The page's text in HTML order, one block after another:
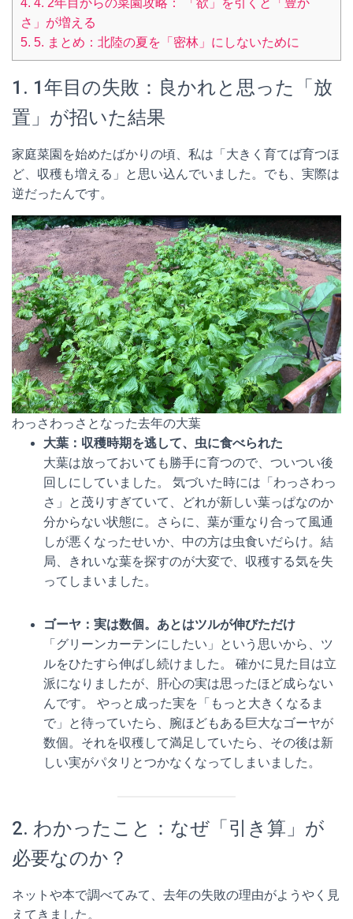
4. 4. 2年目からの菜園攻略： 「欲」を引くと「豊か
さ」が増える
5. 5. まとめ：北陸の夏を「密林」にしないために
1. 1年目の失敗：良かれと思った「放
置」が招いた結果
家庭菜園を始めたばかりの頃、私は「大きく育てば育つほ
ど、収穫も増える」と思い込んでいました。でも、実際は
逆だったんです。
わっさわっさとなった去年の大葉
大葉：収穫時期を逃して、虫に食べられた
大葉は放っておいても勝手に育つので、ついつい後
回しにしていました。 気づいた時には「わっさわっ
さ」と茂りすぎていて、どれが新しい葉っぱなのか
分からない状態に。さらに、葉が重なり合って風通
しが悪くなったせいか、中の方は虫食いだらけ。結
局、きれいな葉を探すのが大変で、収穫する気を失
ってしまいました。
ゴーヤ：実は数個。あとはツルが伸びただけ
「グリーンカーテンにしたい」という思いから、ツ
ルをひたすら伸ばし続けました。 確かに見た目は立
派になりましたが、肝心の実は思ったほど成らない
んです。 やっと成った実を「もっと大きくなるま
で」と待っていたら、腕ほどもある巨大なゴーヤが
数個。それを収穫して満足していたら、その後は新
しい実がパタリとつかなくなってしまいました。
2. わかったこと：なぜ「引き算」が
必要なのか？
ネットや本で調べてみて、去年の失敗の理由がようやく見
えてきました。